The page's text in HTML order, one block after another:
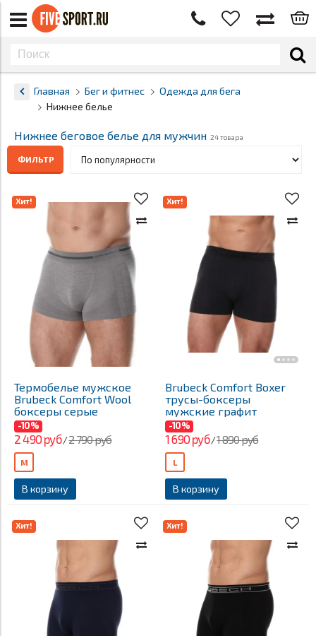
Главная Бег и фитнес
Одежда для бега
Нижнее белье
Нижнее беговое белье для мужчин 24 товара
ФИЛЬТР
Хит!
Термобелье мужское
Brubeck Comfort Wool
боксеры серые
-10%
2 490 руб/2 790 руб
В корзину
M
Хит!
Brubeck Comfort Boxer
трусы-боксеры
мужские графит
-10%
1 690 руб/1 890 руб
В корзину
L
Хит! Хит!